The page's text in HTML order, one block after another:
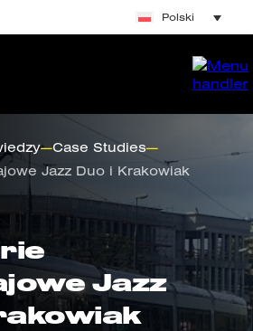
Polski
—Case Studies—
Jazz Duo i Krakowiak
Jazz